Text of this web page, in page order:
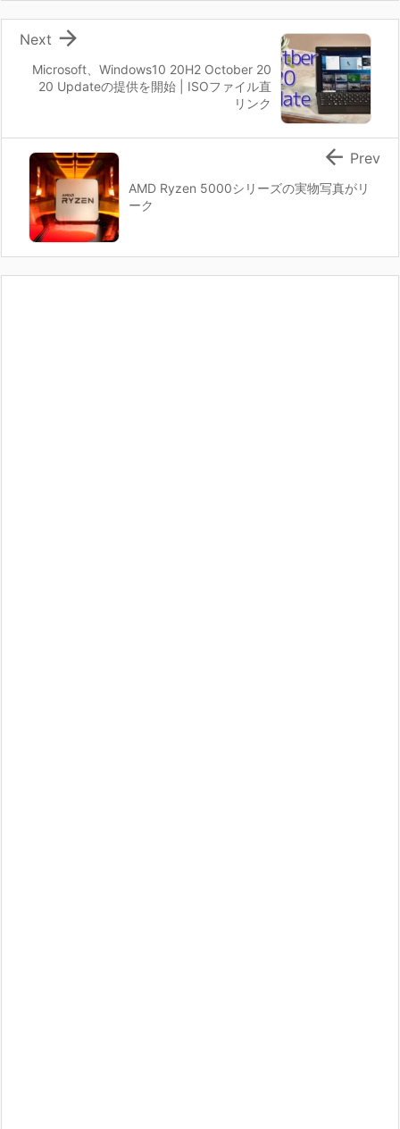
Microsoft、Windows10 20H2 October 20
20 Updateの提供を開始 | ISOファイル直
リンク

Next
AMD Ryzen 5000シリーズの実物写真がリ
ーク
 Prev